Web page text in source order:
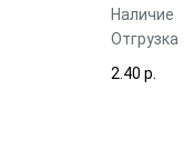
Наличие
Отгрузка
2.40 p.